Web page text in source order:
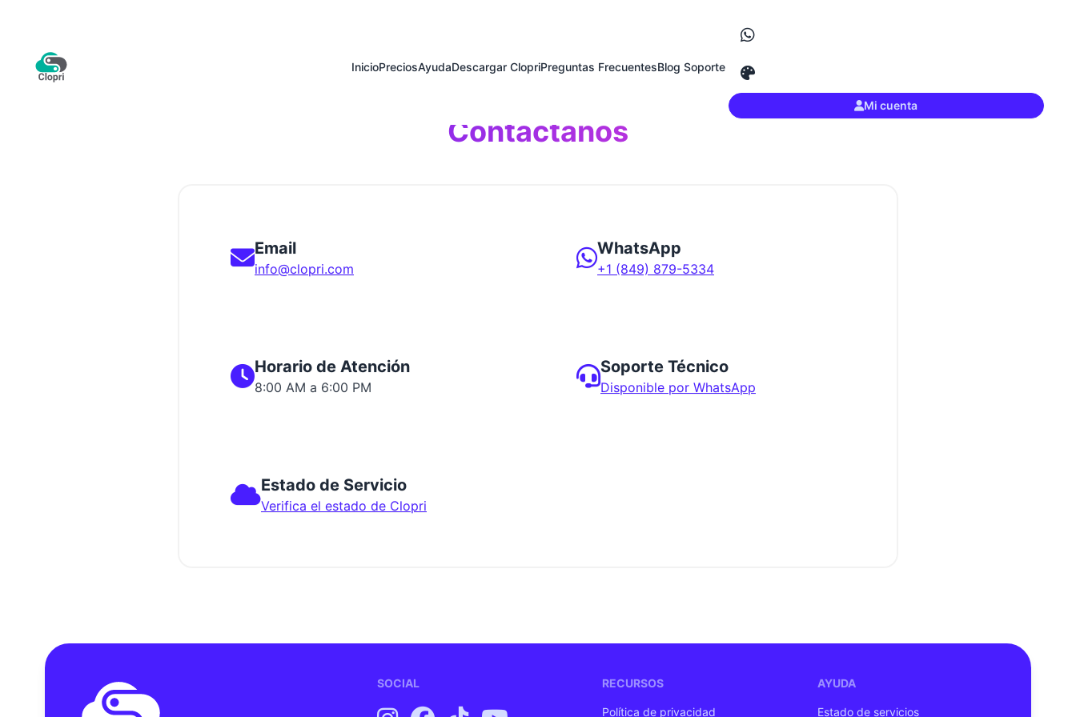
InicioPreciosAyudaDescargar ClopriPreguntas FrecuentesBlog Soporte
Mi cuenta
Contáctanos
Email
info@clopri.com
WhatsApp
+1 (849) 879-5334
Horario de Atención
8:00 AM a 6:00 PM
Soporte Técnico
Disponible por WhatsApp
Estado de Servicio
Verifica el estado de Clopri
SOCIAL RECURSOS
Política de privacidad
AYUDA
Estado de servicios